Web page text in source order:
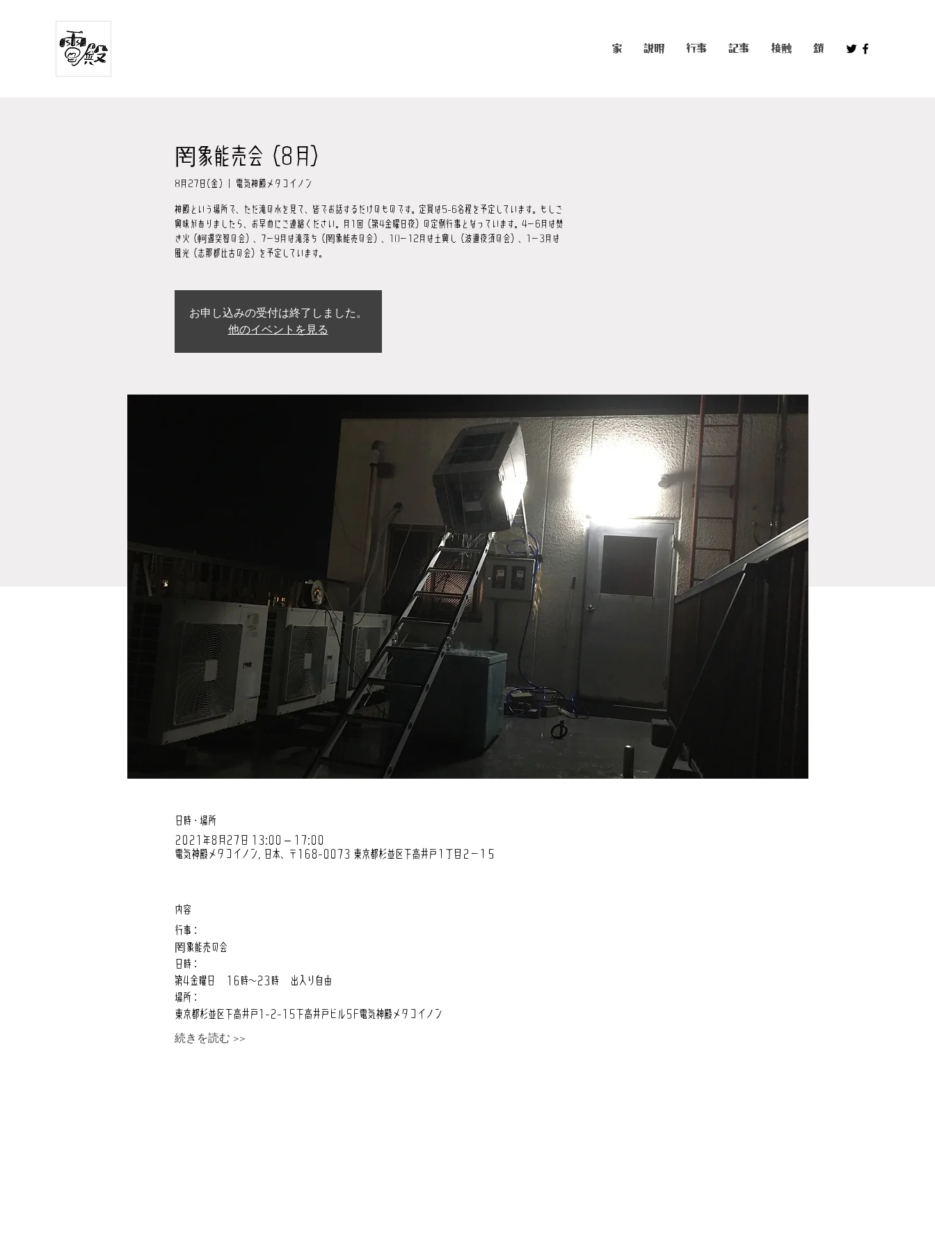
家 説明 行事 記事 接触 鎖
罔象能売会（8月）
8月27日(金) 電気神殿メタコイノン
神殿という場所で、ただ滝の水を見て、皆でお話するだけのものです。定員は5-6名程を予定しています。もしご
興味がありましたら、お早めにご連絡ください。月1回（第4金曜日夜）の定例行事となっています。4−6月は焚
き火（軻遇突智の会）、7−9月は滝落ち（罔象能売の会）、10−12月は土興し（波邇夜須の会）、1−3月は
風光（志那都比古の会）を予定しています。
お申し込みの受付は終了しました。
他のイベントを見る
日時・場所
2021年8月27日 13:00 – 17:00
電気神殿メタコイノン, 日本、〒168-0073 東京都杉並区下高井戸１丁目２−１５
内容
行事：
罔象能売の会
日時：
第4金曜日　16時～23時　出入り自由
場所：
東京都杉並区下高井戸1-2-15下高井戸ビル5F電気神殿メタコイノン
続きを読む >>